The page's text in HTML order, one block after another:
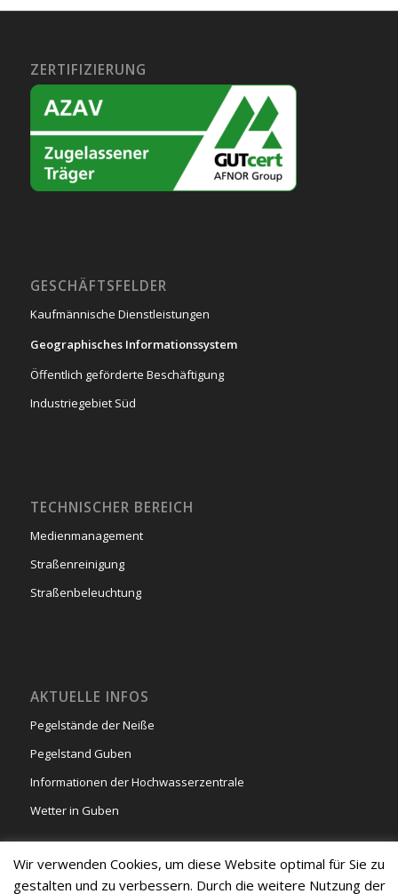
ZERTIFIZIERUNG
GESCHÄFTSFELDER
Kaufmännische Dienstleistungen
Geographisches Informationssystem
Öffentlich geförderte Beschäftigung
Industriegebiet Süd
TECHNISCHER BEREICH
Medienmanagement
Straßenreinigung
Straßenbeleuchtung
AKTUELLE INFOS
Pegelstände der Neiße
Pegelstand Guben
Informationen der Hochwasserzentrale
Wetter in Guben
Wir verwenden Cookies, um diese Website optimal für Sie zu
gestalten und zu verbessern. Durch die weitere Nutzung der